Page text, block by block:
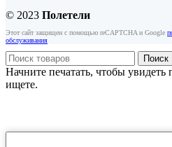
© 2023 Полетели
Этот сайт защищен с помощью reCAPTCHA и Google
обслуживания
Поиск
Начните печатать, чтобы
ищете.